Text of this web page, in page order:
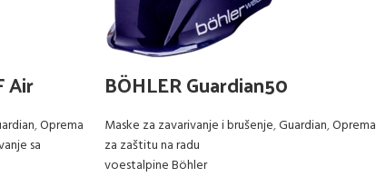
Air
,Oprema
sa
BÖHLER Guardian50
Maske za zavarivanje i brušenje,Guardian,Oprema
za zaštitu na radu
voestalpine Böhler